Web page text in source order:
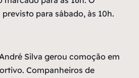
para sábado, às 10h.
Silva gerou comoção em
Companheiros de